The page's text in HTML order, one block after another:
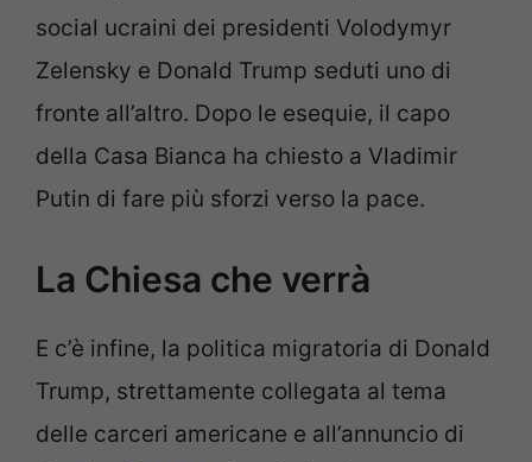
social ucraini dei presidenti Volodymyr
Zelensky e Donald Trump seduti uno di
fronte all’altro. Dopo le esequie, il capo
della Casa Bianca ha chiesto a Vladimir
Putin di fare più sforzi verso la pace.
La Chiesa che verrà
E c’è infine, la politica migratoria di Donald
Trump, strettamente collegata al tema
delle carceri americane e all’annuncio di